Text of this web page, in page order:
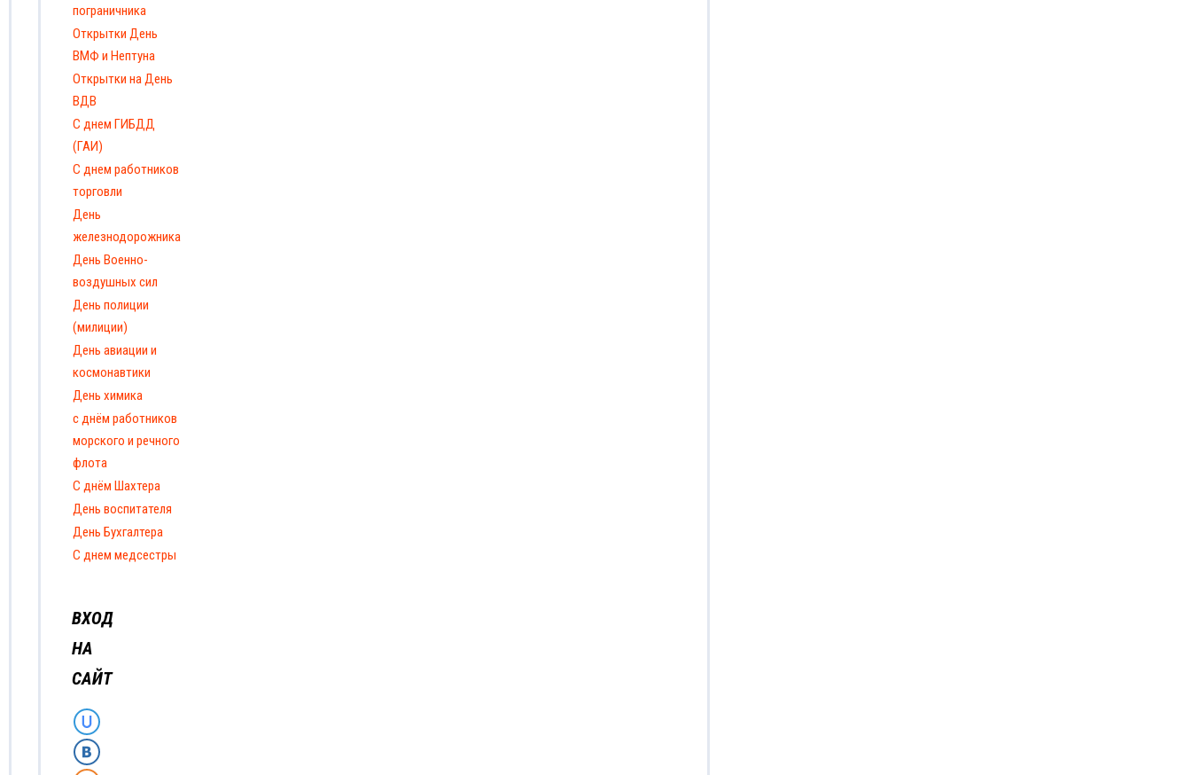
пограничника
Открытки День
ВМФ и Нептуна
Открытки на День
ВДВ
С днем ГИБДД
(ГАИ)
С днем работников
торговли
День
железнодорожника
День Военно-
воздушных сил
День полиции
(милиции)
День авиации и
космонавтики
День химика
с днём работников
морского и речного
флота
С днём Шахтера
День воспитателя
День Бухгалтера
C днем медсестры
ВХОД
НА
САЙТ